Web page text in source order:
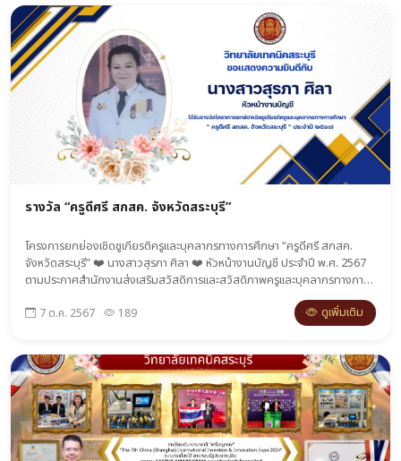
รางวัล “ครูดีศรี สกสค. จังหวัดสระบุรี”
โครงการยกย่องเชิดชูเกียรติครูและบุคลากรทางการศึกษา “ครูดีศรี สกสค.
จังหวัดสระบุรี” ❤️ นางสาวสุรภา ศิลา ❤️ หัวหน้างานบัญชี ประจำปี พ.ศ. 2567
ตามประกาศสำนักงานส่งเสริมสวัสดิการและสวัสดิภาพครูและบุคลากรทางการ
ศึกษาจังหวัดสระบุรี โดยได้ดำเนินการคัดเลือกผู้ประกอบวิชาชีพทางการศึกษา ผู้
ปฏิบัติงานด้านการศึกษา และผู้มีคุณูปการเพื่อยกย่องเชิดชูเกียรติที่เป็นแบบ
อย่างที่ดีในด้านสวัสดิการและสวัสดิภาพ จนเป็นที่ประจักษ์ต่อสาธารณชน
7 ต.ค. 2567 189 ดูเพิ่มเติม